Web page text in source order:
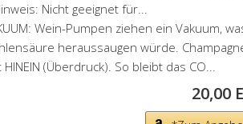
Nicht geeignet für...
Wein-Pumpen ziehen ein Vakuum,
heraussaugen würde.
(Überdruck). So bleibt das CO...
20,00